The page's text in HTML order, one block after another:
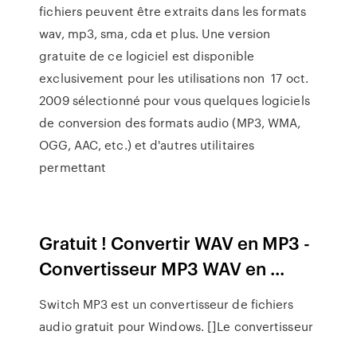
fichiers peuvent être extraits dans les formats
wav, mp3, sma, cda et plus. Une version
gratuite de ce logiciel est disponible
exclusivement pour les utilisations non 17 oct.
2009 sélectionné pour vous quelques logiciels
de conversion des formats audio (MP3, WMA,
OGG, AAC, etc.) et d'autres utilitaires
permettant
Gratuit ! Convertir WAV en MP3 -
Convertisseur MP3 WAV en ...
Switch MP3 est un convertisseur de fichiers
audio gratuit pour Windows. []Le convertisseur